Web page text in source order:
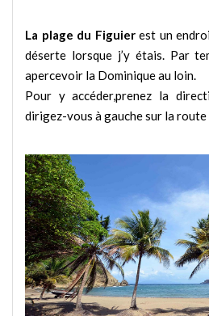
La plage du Figuierest un
déserte lorsque j’y étais. Par
apercevoir la Dominique au loin.
Pour y accéder,prenez la
dirigez-vous à gauche sur la route